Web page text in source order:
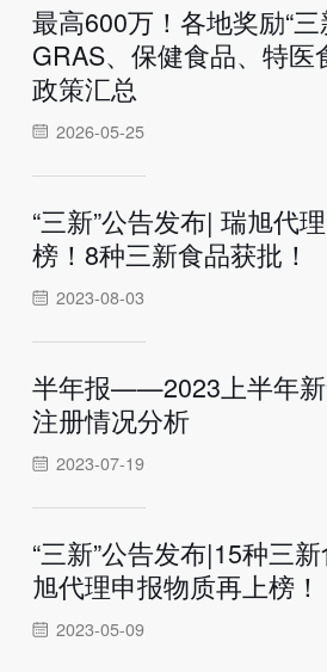
最高600万！各地奖励“
GRAS、保健食品、特医
政策汇总
2026-05-25
“三新”公告发布| 瑞旭代
榜！8种三新食品获批！
2023-08-03
半年报——2023上半年新
注册情况分析
2023-07-19
“三新”公告发布|15种三
旭代理申报物质再上榜！
2023-05-09